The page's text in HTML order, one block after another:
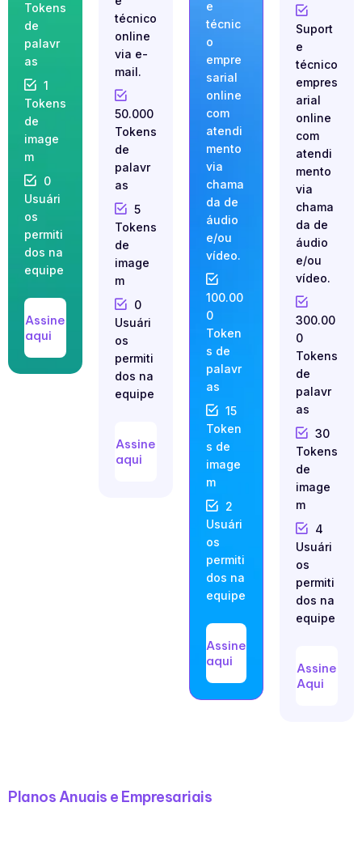
Tokens
de
palavr
as
1
Tokens
de
image
m
0
Usuári
os
permiti
dos na
equipe
Assine
aqui
técnico
online
via e-
mail.
50.000
Tokens
de
palavr
as
5
Tokens
de
image
m
0
Usuári
os
permiti
dos na
equipe
Assine
aqui
e
técnic
o
empre
sarial
online
com
atendi
mento
via
chama
da de
áudio
e/ou
vídeo.
100.00
0
Token
s de
palavr
as
15
Token
s de
image
m
2
Usuári
os
permiti
dos na
equipe
Assine
aqui
Suport
e
técnico
empres
arial
online
com
atendi
mento
via
chama
da de
áudio
e/ou
vídeo.
300.00
0
Tokens
de
palavr
as
30
Tokens
de
image
m
4
Usuári
os
permiti
dos na
equipe
Assine
Aqui
Planos Anuais e Empresariais